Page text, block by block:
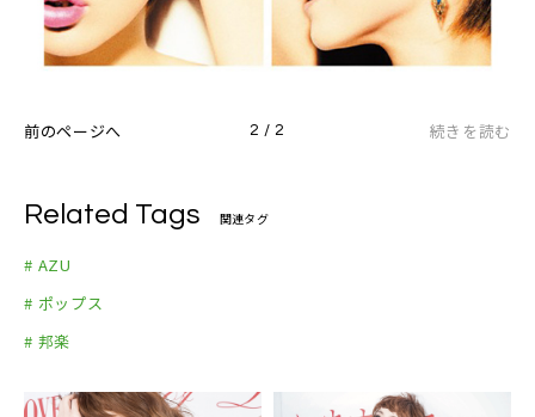
前のページへ 2 / 2 続きを読む
Related Tags 関連タグ
# AZU
# ポップス
# 邦楽